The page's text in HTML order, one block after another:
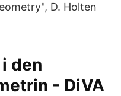
D. Holten
den
- DiVA